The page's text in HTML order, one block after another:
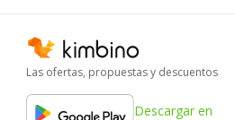
Las ofertas, propuestas y descuentos
Descargar en